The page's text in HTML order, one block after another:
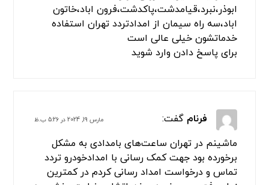
شهریاری گفت:
مسعودیه،مشیریه،کاروان،بلوار
ابوذر،نبرد،قیامدشت،پاکدشت،فرون اباد،خاتون
اباد،سه راه سیمان از امدادتردد تهران استفاده
خدماتشون خیلی عالی است
برای پاسخ دادن وارد شوید